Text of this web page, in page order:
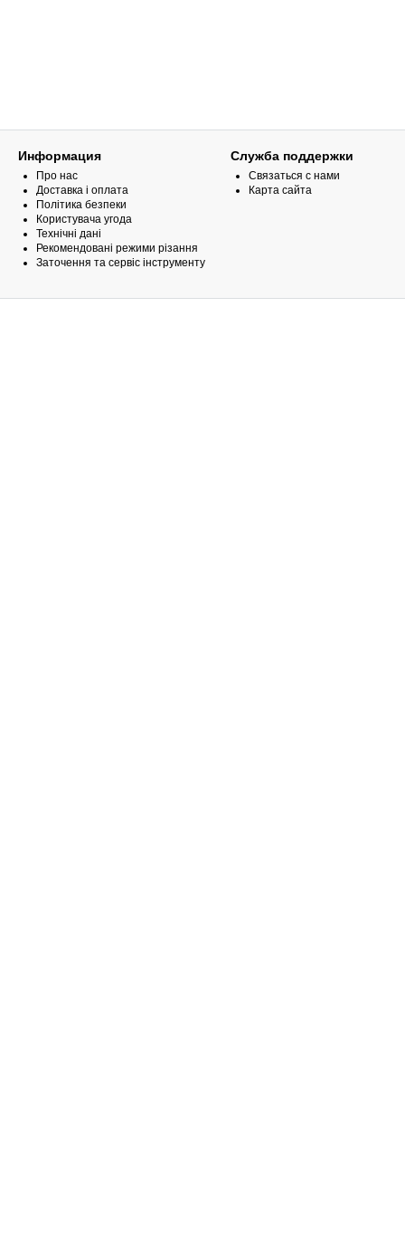
Информация
Про нас
Доставка і оплата
Політика безпеки
Користувача угода
Технічні дані
Рекомендовані режими різання
Заточення та сервіс інструменту
Служба поддержки
Связаться с нами
Карта сайта